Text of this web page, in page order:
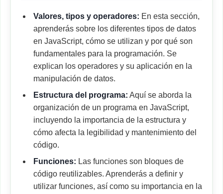
Valores, tipos y operadores: En esta sección,
aprenderás sobre los diferentes tipos de datos
en JavaScript, cómo se utilizan y por qué son
fundamentales para la programación. Se
explican los operadores y su aplicación en la
manipulación de datos.
Estructura del programa: Aquí se aborda la
organización de un programa en JavaScript,
incluyendo la importancia de la estructura y
cómo afecta la legibilidad y mantenimiento del
código.
Funciones: Las funciones son bloques de
código reutilizables. Aprenderás a definir y
utilizar funciones, así como su importancia en la